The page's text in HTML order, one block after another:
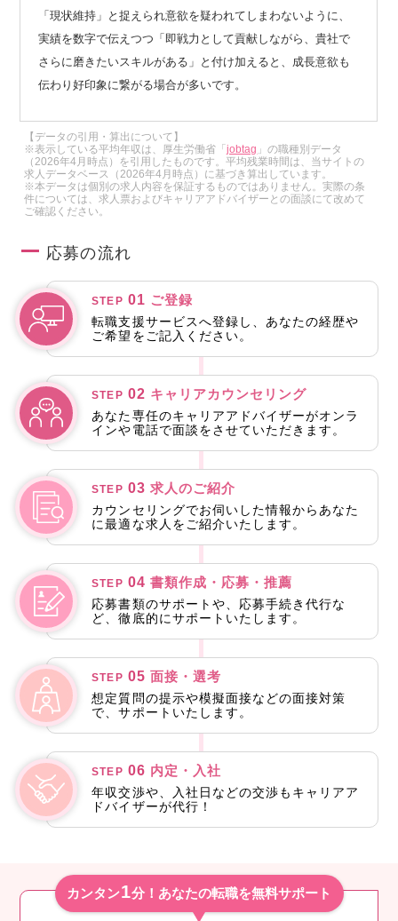
「現状維持」と捉えられ意欲を疑われてしまわないように、
実績を数字で伝えつつ「即戦力として貢献しながら、貴社で
さらに磨きたいスキルがある」と付け加えると、成長意欲も
伝わり好印象に繋がる場合が多いです。
【データの引用・算出について】
※表示している平均年収は、厚生労働省「jobtag 」の職種別データ
（2026年4月時点）を引用したものです。平均残業時間は、当サイトの
求人データベース（2026年4月時点）に基づき算出しています。
※本データは個別の求人内容を保証するものではありません。実際の条
件については、求人票およびキャリアアドバイザーとの面談にて改めて
ご確認ください。
応募の流れ
STEP 01 ご登録
転職支援サービスへ登録し、あなたの経歴や
ご希望をご記入ください。
STEP 02 キャリアカウンセリング
あなた専任のキャリアアドバイザーがオンラ
インや電話で面談をさせていただきます。
STEP 03 求人のご紹介
カウンセリングでお伺いした情報からあなた
に最適な求人をご紹介いたします。
STEP 04 書類作成・応募・推薦
応募書類のサポートや、応募手続き代行な
ど、徹底的にサポートいたします。
STEP 05 面接・選考
想定質問の提示や模擬面接などの面接対策
で、サポートいたします。
STEP 06 内定・入社
年収交渉や、入社日などの交渉もキャリアア
ドバイザーが代行！
カンタン1分！あなたの転職を無料サポート